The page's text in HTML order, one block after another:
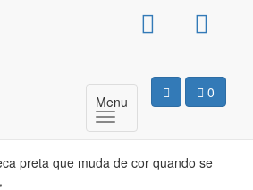
0
Menu
– Oscar
preta que muda de cor quando se